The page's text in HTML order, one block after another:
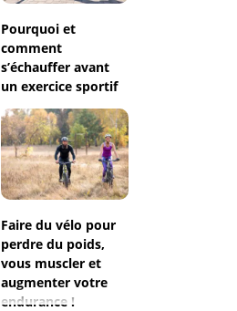
Pourquoi et
comment
s’échauffer avant
un exercice sportif
Faire du vélo pour
perdre du poids,
vous muscler et
augmenter votre
endurance !